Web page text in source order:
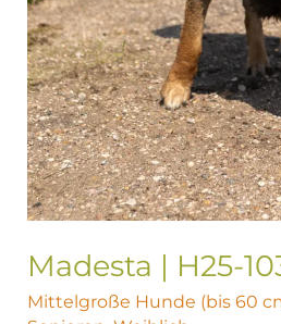
Madesta | H25-
Mittelgroße Hunde (bis 60